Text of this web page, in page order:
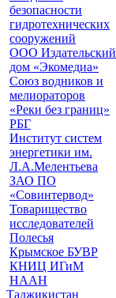
безопасности
гидротехнических
сооружений
ООО Издательский
дом «Экомедиа»
Союз водников и
мелиораторов
«Реки без границ»
РБГ
Институт систем
энергетики им.
Л.А.Мелентьева
ЗАО ПО
«Совинтервод»
Товарищество
исследователей
Полесья
Крымское БУВР
КНИЦ ИГиМ
НААН
Таджикистан